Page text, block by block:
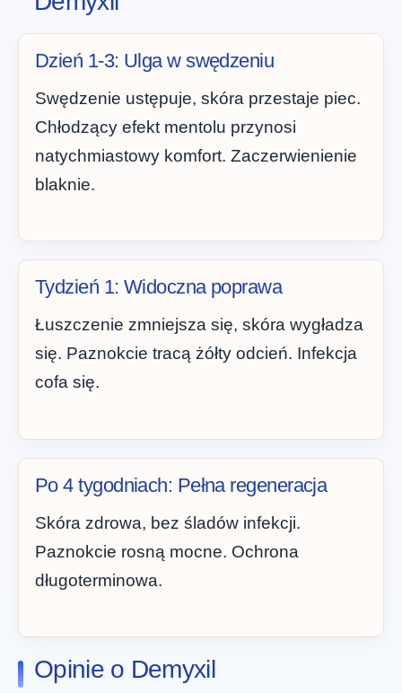
Dzień 1-3: Ulga w swędzeniu
Swędzenie ustępuje, skóra przestaje piec.
Chłodzący efekt mentolu przynosi
natychmiastowy komfort. Zaczerwienienie
blaknie.
Tydzień 1: Widoczna poprawa
Łuszczenie zmniejsza się, skóra wygładza
się. Paznokcie tracą żółty odcień. Infekcja
cofa się.
Po 4 tygodniach: Pełna regeneracja
Skóra zdrowa, bez śladów infekcji.
Paznokcie rosną mocne. Ochrona
długoterminowa.
Opinie o Demyxil